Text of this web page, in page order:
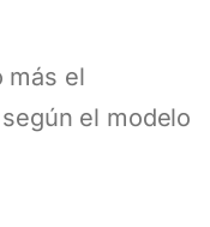
más el
el modelo